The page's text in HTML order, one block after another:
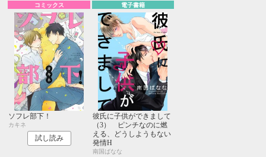
コミックス
ソフレ部下！
カキネ
試し読み
電子書籍
彼氏に子供ができまして
（3） ピンチなのに燃
える、どうしようもない
発情H
南国ばなな